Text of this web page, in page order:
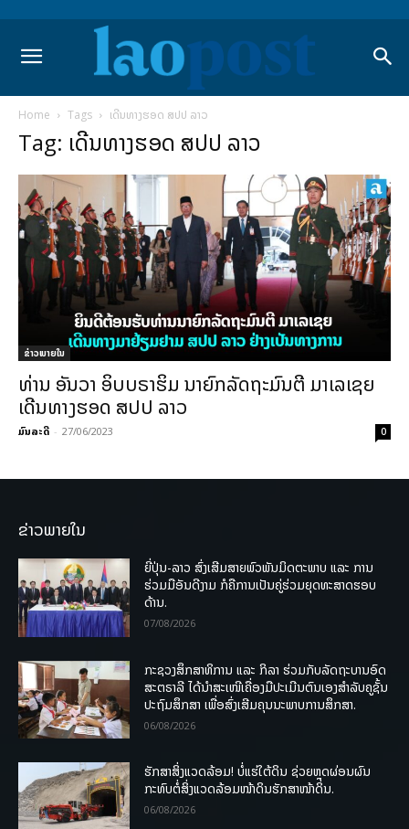
Home Tags ເດີນທາງຮອດ ສປປ ລາວ
Tag: ເດີນທາງຮອດ ສປປ ລາວ
ຂ່າວພາຍ​ໃນ
ທ່ານ ອັນວາ ອິບບຣາຮິມ ນາຍົກລັດຖະມົນຕີ ມາເລເຊຍ
ເດີນທາງຮອດ ສປປ ລາວ
ມົນລະດີ - 27/06/2023 0
ຂ່າວພາຍໃນ
ຍີ່ປຸ່ນ-ລາວ ສົ່ງເສີມສາຍພົວພັນມິດຕະພາບ ແລະ ການ
ຮ່ວມມືອັນດີງາມ ກໍຄືການເປັນຄູ່ຮ່ວມຍຸດທະສາດຮອບ
ດ້ານ.
07/08/2026
ກະຊວງສຶກສາທິການ ແລະ ກິລາ ຮ່ວມກັບລັດຖະບານອົດ
ສະຕຣາລີ ໄດ້ນຳສະເໜີເຄື່ອງມືປະເມີນຕົນເອງສຳລັບຄູຊັ້ນ
ປະຖົມສຶກສາ ເພື່ອສົ່ງເສີມຄຸນນະພາບການສຶກສາ.
06/08/2026
ຮັກສາສິ່ງແວດລ້ອມ! ບໍ່ແຮ່ໃຕ້ດິນ ຊ່ວຍຫຼຸດຜ່ອນຜົນ
ກະທົບຕໍ່ສິ່ງແວດລ້ອມໜ້າດິນຮັກສາໜ້າດິນ.
06/08/2026